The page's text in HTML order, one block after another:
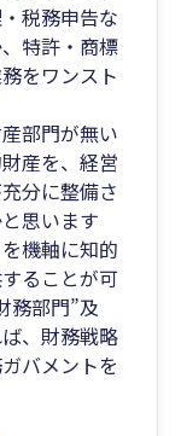
税務申告な
特許・商標
をワンスト
部門が無い
産を、経営
分に整備さ
思います
機軸に知的
ることが可
務部門”及
、財務戦略
バメントを